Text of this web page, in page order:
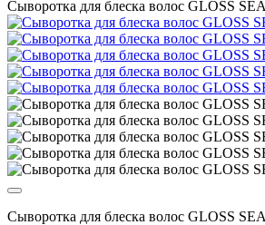
Сыворотка для блеска волос GLOSS
Сыворотка для блеска волос GLOSS